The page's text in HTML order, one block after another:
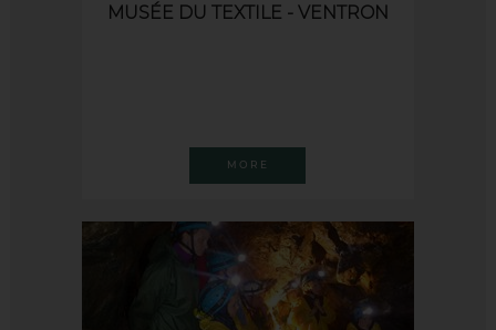
MUSÉE DU TEXTILE - VENTRON
MORE